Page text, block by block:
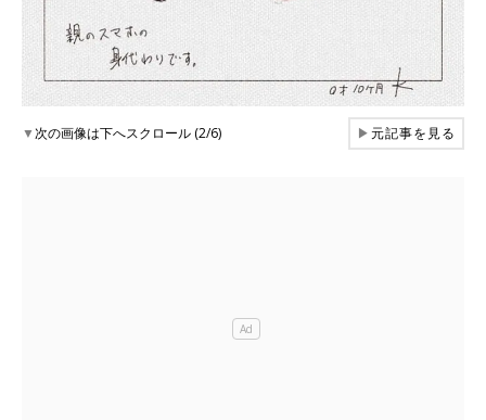
▼次の画像は下へスクロール (2/6) ▶元記事を見る